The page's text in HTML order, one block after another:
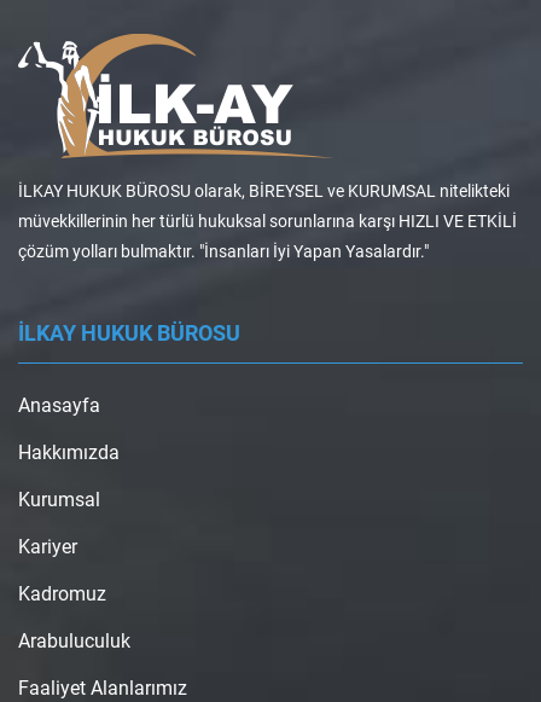
İLKAY HUKUK BÜROSU olarak, BİREYSEL ve KURUMSAL nitelikteki
müvekkillerinin her türlü hukuksal sorunlarına karşı HIZLI VE ETKİLİ
çözüm yolları bulmaktır. "İnsanları İyi Yapan Yasalardır."
İLKAY HUKUK BÜROSU
Anasayfa
Hakkımızda
Kurumsal
Kariyer
Kadromuz
Arabuluculuk
Faaliyet Alanlarımız